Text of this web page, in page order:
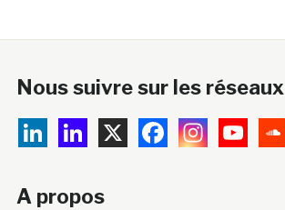
Nous suivre sur les
A propos